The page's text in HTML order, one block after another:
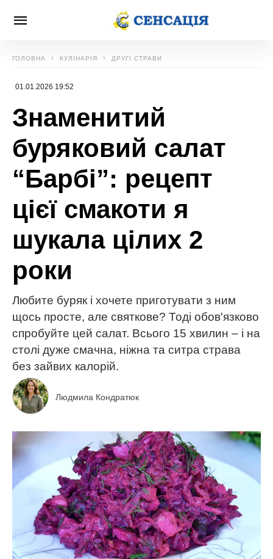
ГОЛОВНА КУЛІНАРІЯ ДРУГІ СТРАВИ
01.01.2026 19:52
Знаменитий
буряковий салат
“Барбі”: рецепт
цієї смакоти я
шукала цілих 2
роки
Любите буряк і хочете приготувати з ним
щось просте, але святкове? Тоді обов'язково
спробуйте цей салат. Всього 15 хвилин – і на
столі дуже смачна, ніжна та ситра страва
без зайвих калорій.
Людмила Кондратюк